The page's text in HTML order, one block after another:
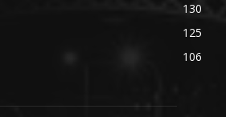
130
125
106